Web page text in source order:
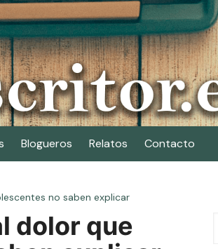
Blogueros Relatos Contacto
no saben explicar
dolor que